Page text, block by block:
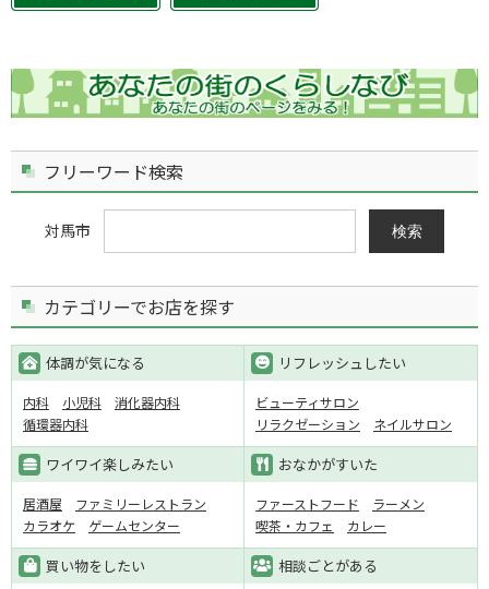
フリーワード検索
対馬市 検索
カテゴリーでお店を探す
体調が気になる
内科 小児科
消化器内科
循環器内科
リフレッシュしたい
ビューティサロン
リラクゼーション
ネイルサロン
ワイワイ楽しみたい
居酒屋
ファミリーレストラン
カラオケ
ゲームセンター
おなかがすいた
ファーストフード
ラーメン
喫茶・カフェ
カレー
買い物をしたい 相談ごとがある